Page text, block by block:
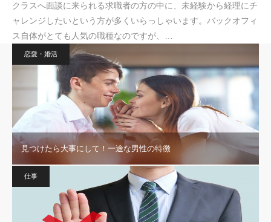
クラスへ面談に来られる求職者の方の中に、未経験から経理にチ
ャレンジしたいという方が多くいらっしゃいます。バックオフィ
ス自体がとても人気の職種なのですが、…
恋愛・婚活
見つけたら大事にして！一途な男性の特徴
仕事